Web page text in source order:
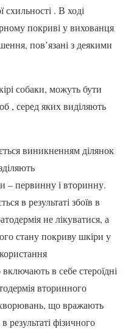
. В ході
покриві у вихованця
пов’язані з деякими
собаки, можуть бути
, серед яких виділяють
виникненням ділянок
– первинну і вторинну.
в результаті збоїв в
не лікуватися, а
стану покриву шкіри у
в себе стероїдні
вторинного
що вражають
фізичного